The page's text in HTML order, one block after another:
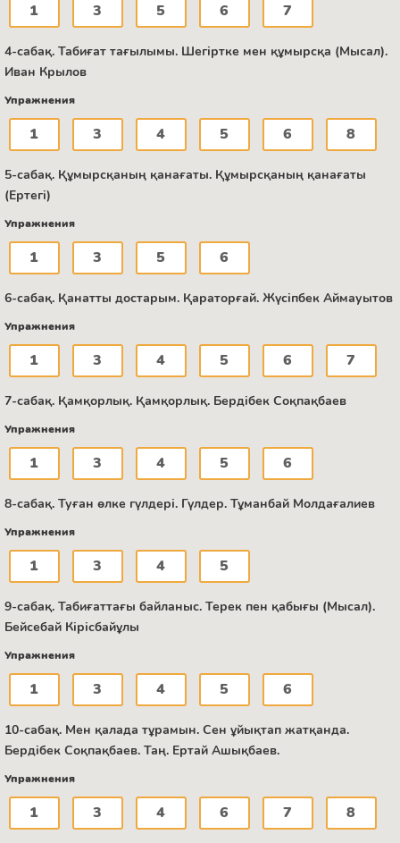
1 3 5 6 7
4-сабақ. Табиғат тағылымы. Шегіртке мен құмырсқа (Мысал).
Иван Крылов
Упражнения
1 3 4 5 6 8
5-сабақ. Құмырсқаның қанағаты. Құмырсқаның қанағаты
(Ертегі)
Упражнения
1 3 5 6
6-сабақ. Қанатты достарым. Қараторғай. Жүсіпбек Аймауытов
Упражнения
1 3 4 5 6 7
7-сабақ. Қамқорлық. Қамқорлық. Бердібек Соқпақбаев
Упражнения
1 3 4 5 6
8-сабақ. Туған өлке гүлдері. Гүлдер. Тұманбай Молдағалиев
Упражнения
1 3 4 5
9-сабақ. Табиғаттағы байланыс. Терек пен қабығы (Мысал).
Бейсебай Кірісбайұлы
Упражнения
1 3 4 5 6
10-сабақ. Мен қалада тұрамын. Сен ұйықтап жатқанда.
Бердібек Соқпақбаев. Таң. Ертай Ашықбаев.
Упражнения
1 3 4 6 7 8